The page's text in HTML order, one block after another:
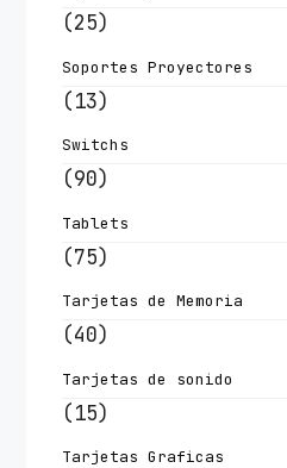
(25)
Soportes Proyectores
(13)
Switchs
(90)
Tablets
(75)
Tarjetas de Memoria
(40)
Tarjetas de sonido
(15)
Tarjetas Graficas